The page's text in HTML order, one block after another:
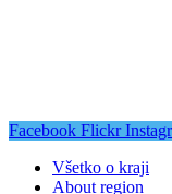
Facebook Flickr
Všetko o kraji
About region